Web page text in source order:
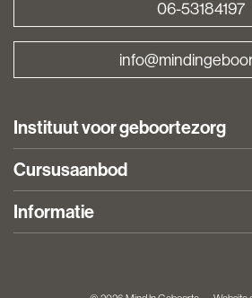
06-53184197
Navigation
Instituut voor geboortezorg
Cursusaanbod
Informatie